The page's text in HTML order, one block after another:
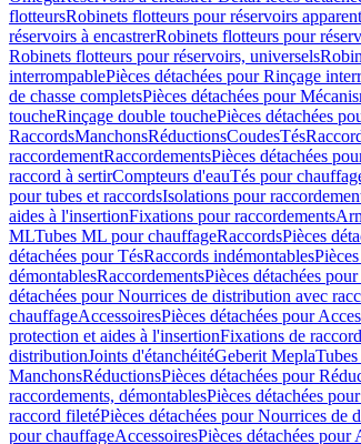
flotteursRobinets flotteurs pour réservoirs
réservoirs à encastrerRobinets flotteurs pour
Robinets flotteurs pour réservoirs, universels
interrompablePièces détachées pour Rinçage
de chasse completsPièces détachées pour
toucheRinçage double touchePièces détachées
RaccordsManchonsRéductionsCoudesTés
raccordementRaccordementsPièces détachées
raccord à sertirCompteurs d'eauTés pour
pour tubes et raccordsIsolations pour
aides à l'insertionFixations pour raccordements
MLTubes ML pour chauffageRaccordsPièces
détachées pour TésRaccords indémontables
démontablesRaccordementsPièces détachées
détachées pour Nourrices de distribution avec
chauffageAccessoiresPièces détachées pour
protection et aides à l'insertionFixations de
distributionJoints d'étanchéitéGeberit Mepla
ManchonsRéductionsPièces détachées pour
raccordements, démontablesPièces détachées
raccord filetéPièces détachées pour Nourrices de
pour chauffageAccessoiresPièces détachées pour